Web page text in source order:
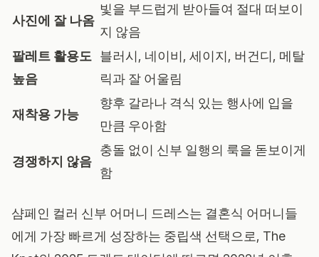
사진에 잘 나옴
빛을 부드럽게 받아들여 절대 떠보이
지 않음
팔레트 활용도
높음
블러시, 네이비, 세이지, 버건디, 메탈
릭과 잘 어울림
재착용 가능
향후 갈라나 격식 있는 행사에 입을
만큼 우아함
경쟁하지 않음
충돌 없이 신부 일행의 룩을 돋보이게
함
샴페인 컬러 신부 어머니 드레스는 결혼식 어머니들
에게 가장 빠르게 성장하는 중립색 선택으로, The